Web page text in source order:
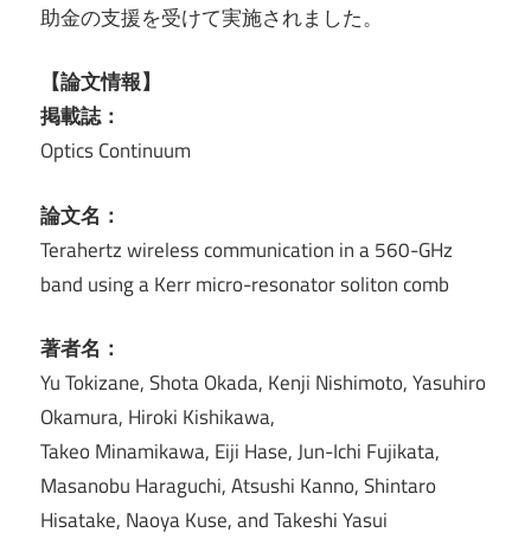
助金の支援を受けて実施されました。
【論文情報】
掲載誌：
Optics Continuum
論文名：
Terahertz wireless communication in a 560-GHz
band using a Kerr micro-resonator soliton comb
著者名：
Yu Tokizane, Shota Okada, Kenji Nishimoto, Yasuhiro
Okamura, Hiroki Kishikawa,
Takeo Minamikawa, Eiji Hase, Jun-Ichi Fujikata,
Masanobu Haraguchi, Atsushi Kanno, Shintaro
Hisatake, Naoya Kuse, and Takeshi Yasui